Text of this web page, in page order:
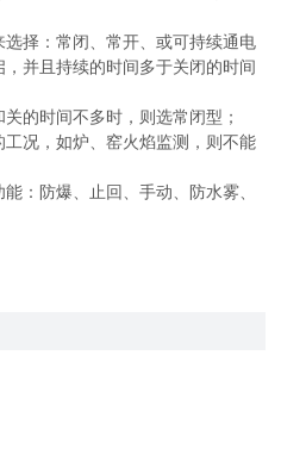
择：常闭、常开、或可持续通电
并且持续的时间多于关闭的时间
时间不多时，则选常闭型；
况，如炉、窑火焰监测，则不能
防爆、止回、手动、防水雾、